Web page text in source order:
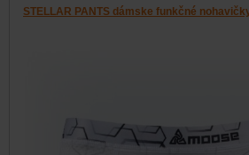
STELLAR PANTS dámske funkčné